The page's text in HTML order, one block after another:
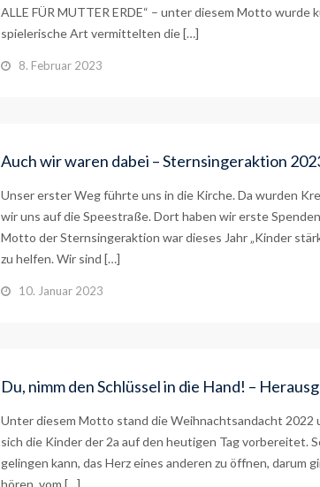
ALLE FÜR MUTTER ERDE“ – unter diesem Motto
spielerische Art vermittelten die […]
8. Februar 2023
Auch wir waren dabei – Sternsingeraktion
Unser erster Weg führte uns in die Kirche. Da wurden
wir uns auf die Speestraße. Dort haben wir erste
Motto der Sternsingeraktion war dieses Jahr „Kinder
zu helfen. Wir sind […]
10. Januar 2023
Du, nimm den Schlüssel in die Hand! –
Unter diesem Motto stand die Weihnachtsandacht
sich die Kinder der 2a auf den heutigen Tag vorbereitet.
gelingen kann, das Herz eines anderen zu öffnen, darum
hören, vom […]